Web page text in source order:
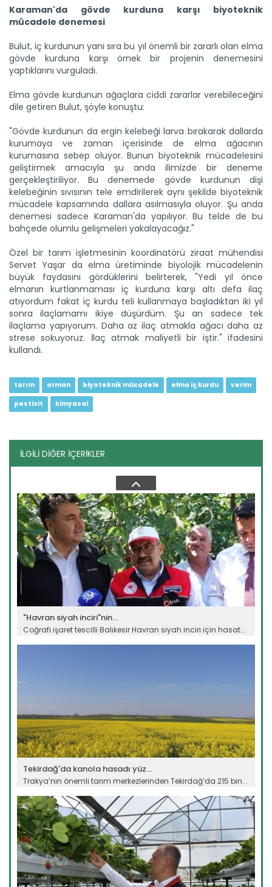
Karaman'da gövde kurduna karşı biyoteknik
mücadele denemesi
Bulut, iç kurdunun yanı sıra bu yıl önemli bir zararlı olan elma
gövde kurduna karşı örnek bir projenin denemesini
yaptıklarını vurguladı.
Elma gövde kurdunun ağaçlara ciddi zararlar verebileceğini
dile getiren Bulut, şöyle konuştu:
"Gövde kurdunun da ergin kelebeği larva bırakarak dallarda
kurumaya ve zaman içerisinde de elma ağacının
kurumasına sebep oluyor. Bunun biyoteknik mücadelesini
geliştirmek amacıyla şu anda ilimizde bir deneme
gerçekleştiriliyor. Bu denemede gövde kurdunun dişi
kelebeğinin sıvısının tele emdirilerek aynı şekilde biyoteknik
mücadele kapsamında dallara asılmasıyla oluyor. Şu anda
denemesi sadece Karaman'da yapılıyor. Bu telde de bu
bahçede olumlu gelişmeleri yakalayacağız."
Özel bir tarım işletmesinin koordinatörü ziraat mühendisi
Servet Yaşar da elma üretiminde biyolojik mücadelenin
büyük faydasını gördüklerini belirterek, "Yedi yıl önce
elmanın kurtlanmaması iç kurduna karşı altı defa ilaç
atıyordum fakat iç kurdu teli kullanmaya başladıktan iki yıl
sonra ilaçlamamı ikiye düşürdüm. Şu an sadece tek
ilaçlama yapıyorum. Daha az ilaç atmakla ağacı daha az
strese sokuyoruz. İlaç atmak maliyetli bir iştir." ifadesini
kullandı.
tarım orman biyoteknik mücadele elma iç kurdu verim
pestisit kimyasal
İLGİLİ DİĞER İÇERİKLER
Süphan Dağı eteklerinde buğday...
Bitlis'in Adilcevaz ilçesinde, Süphan Dağı eteklerindeki
Devamını Oku ->
Meralarda susuzluk bitti, göç...
Siirt'te Tarım ve Orman Bakanlığınca yürütülen "Mera Islah
ve...
Devamını Oku ->
Taşköprü sarımsağı...
Taşköprü Belediyesince bu yıl 36'ncısı düzenlenen
Uluslararası...
Devamını Oku ->
Sulama projesinde sona...
Tarım ve Orman Bakanlığı Devlet Su İşleri Genel
Devamını Oku ->
"Havran siyah inciri"nin...
Coğrafi işaret tescilli Balıkesir Havran siyah inciri için hasat...
Devamını Oku ->
Tekirdağ'da kanola hasadı yüz...
Trakya’nın önemli tarım merkezlerinden Tekirdağ’da 215 bin...
Devamını Oku ->